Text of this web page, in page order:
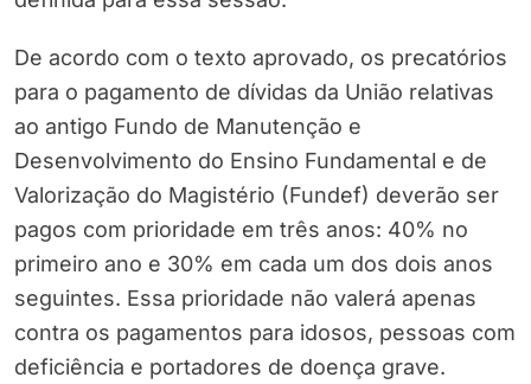
De acordo com o texto aprovado, os precatórios
para o pagamento de dívidas da União relativas
ao antigo Fundo de Manutenção e
Desenvolvimento do Ensino Fundamental e de
Valorização do Magistério (Fundef) deverão ser
pagos com prioridade em três anos: 40% no
primeiro ano e 30% em cada um dos dois anos
seguintes. Essa prioridade não valerá apenas
contra os pagamentos para idosos, pessoas com
deficiência e portadores de doença grave.